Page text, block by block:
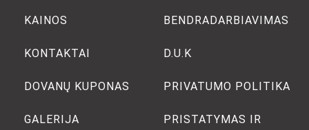
KAINOS
KONTAKTAI
DOVANŲ KUPONAS
GALERIJA
BENDRADARBIAVIMAS
D.U.K
PRIVATUMO POLITIKA
PRISTATYMAS IR